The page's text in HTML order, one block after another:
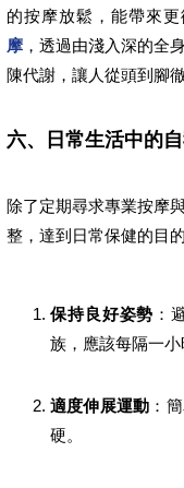
的按摩放鬆，能帶來
摩 ，透過由淺入深的全
陳代謝，讓人從頭到腳
六、日常生活中的
除了定期尋求專業按摩
整，達到日常保健的目的
保持良好姿勢 ：
族，應該每隔一小
適度伸展運動 ：
硬。